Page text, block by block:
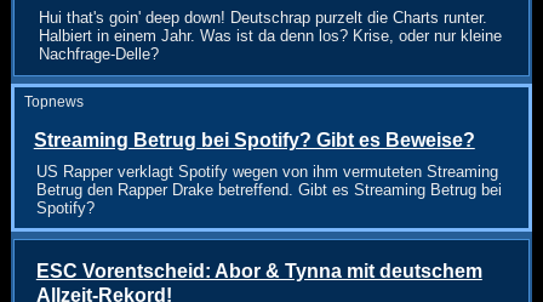
Hui that's goin' deep down! Deutschrap purzelt die Charts runter.
Halbiert in einem Jahr. Was ist da denn los? Krise, oder nur kleine
Nachfrage-Delle?
Topnews
Streaming Betrug bei Spotify? Gibt es Beweise?
US Rapper verklagt Spotify wegen von ihm vermuteten Streaming
Betrug den Rapper Drake betreffend. Gibt es Streaming Betrug bei
Spotify?
ESC Vorentscheid: Abor & Tynna mit deutschem
Allzeit-Rekord!